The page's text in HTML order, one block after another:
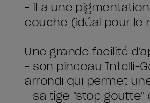
- il a une
couche (idéal pour le
Une grande facilité
- son pinceau Intelli-
arrondi qui permet
- sa tige "stop goutte"